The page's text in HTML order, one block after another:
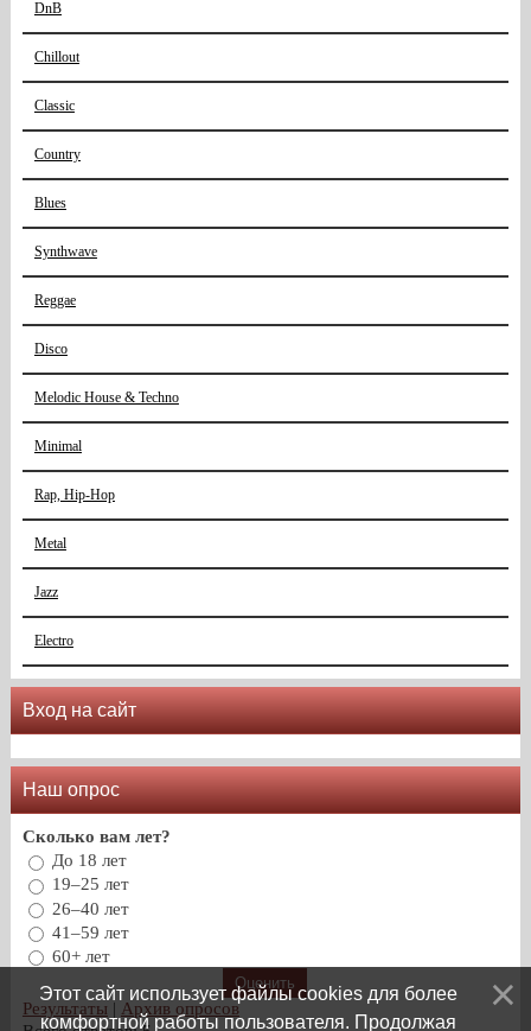
DnB
Chillout
Classic
Country
Blues
Synthwave
Reggae
Disco
Melodic House & Techno
Minimal
Rap, Hip-Hop
Metal
Jazz
Electro
Вход на сайт
Наш опрос
Сколько вам лет?
До 18 лет
19–25 лет
26–40 лет
41–59 лет
60+ лет
Результаты | Архив опросов
Этот сайт использует файлы cookies для более
комфортной работы пользователя. Продолжая